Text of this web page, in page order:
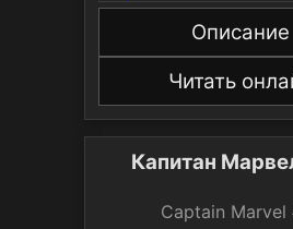
Описание
Читать
Капитан
Captain Marvel